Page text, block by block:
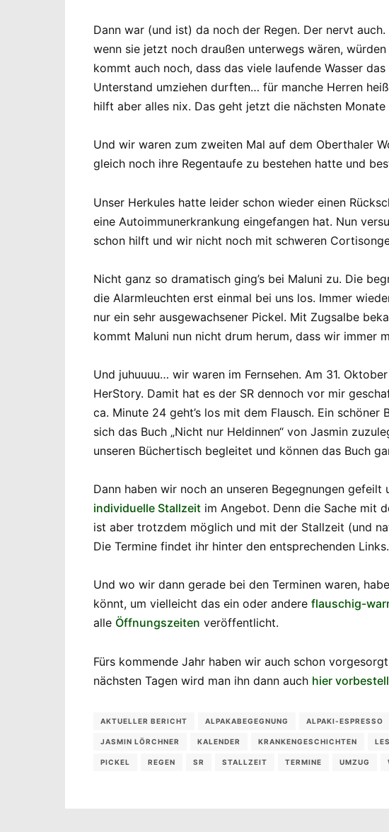
Dann war (und ist) da noch der Regen. Der nervt
wenn sie jetzt noch draußen unterwegs wären,
kommt auch noch, dass das viele laufende Wasser
Unterstand umziehen durften… für manche Herren
hilft aber alles nix. Das geht jetzt die nächsten
Und wir waren zum zweiten Mal auf dem Oberthaler
gleich noch ihre Regentaufe zu bestehen hatte und
Unser Herkules hatte leider schon wieder einen
eine Autoimmunerkrankung eingefangen hat. Nun
schon hilft und wir nicht noch mit schweren
Nicht ganz so dramatisch ging’s bei Maluni zu. Die
die Alarmleuchten erst einmal bei uns los. Immer
nur ein sehr ausgewachsener Pickel. Mit Zugsalbe
kommt Maluni nun nicht drum herum, dass wir immer
Und juhuuuu… wir waren im Fernsehen. Am 31.
HerStory. Damit hat es der SR dennoch vor mir
ca. Minute 24 geht’s los mit dem Flausch. Ein
sich das Buch „Nicht nur Heldinnen“ von Jasmin
unseren Büchertisch begleitet und können das Buch
Dann haben wir noch an unseren Begegnungen
individuelle Stallzeit im Angebot. Denn die Sache mit
ist aber trotzdem möglich und mit der Stallzeit (und
Die Termine findet ihr hinter den entsprechenden Links.
Und wo wir dann gerade bei den Terminen waren,
könnt, um vielleicht das ein oder andere flauschig-
alle Öffnungszeiten veröffentlicht.
Fürs kommende Jahr haben wir auch schon
nächsten Tagen wird man ihn dann auch hier
AKTUELLER BERICHT ALPAKABEGEGNUNG ALPAKI-ESPRESSO
JASMIN LÖRCHNER KALENDER KRANKENGESCHICHTEN
PICKEL REGEN SR STALLZEIT TERMINE UMZUG